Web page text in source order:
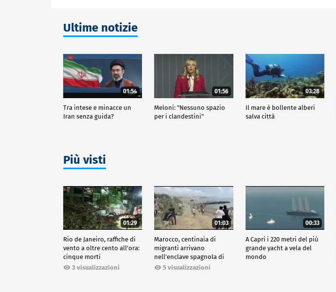
Ultime notizie
01:54
Tra intese e minacce un
Iran senza guida?
01:56
Meloni: "Nessuno spazio
per i clandestini"
03:28
Il mare è bollente alberi
salva città
Più visti
01:29
Rio de Janeiro, raffiche di
vento a oltre cento all'ora:
cinque morti
3 visualizzazioni
01:03
Marocco, centinaia di
migranti arrivano
nell'enclave spagnola di
Ceuta5 visualizzazioni
00:33
A Capri i 220 metri del più
grande yacht a vela del
mondo